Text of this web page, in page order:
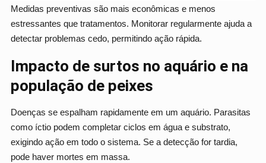
Medidas preventivas são mais econômicas e menos
estressantes que tratamentos. Monitorar regularmente ajuda a
detectar problemas cedo, permitindo ação rápida.
Impacto de surtos no aquário e na
população de peixes
Doenças se espalham rapidamente em um aquário. Parasitas
como íctio podem completar ciclos em água e substrato,
exigindo ação em todo o sistema. Se a detecção for tardia,
pode haver mortes em massa.